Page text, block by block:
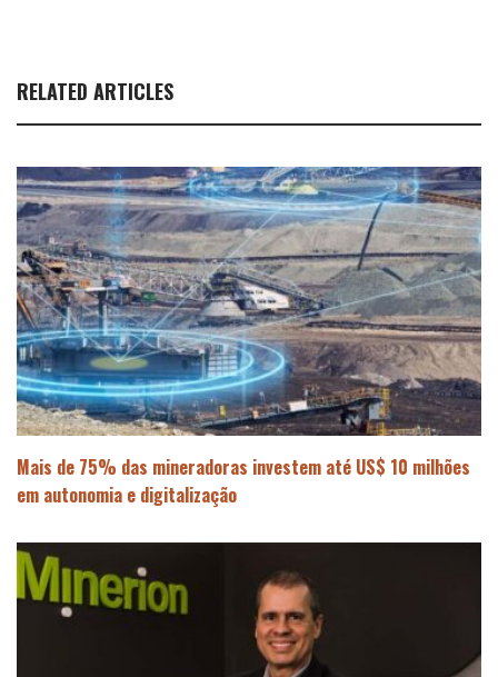
RELATED ARTICLES
Mais de 75% das mineradoras investem até US$ 10 milhões
em autonomia e digitalização